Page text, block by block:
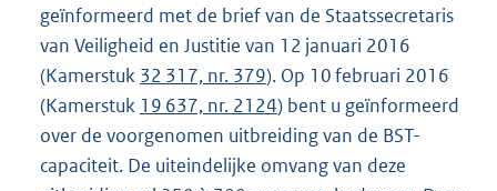
geïnformeerd met de brief van de Staatssecretaris
van Veiligheid en Justitie van 12 januari 2016
(Kamerstuk 32 317, nr. 379). Op 10 februari 2016
(Kamerstuk 19 637, nr. 2124) bent u geïnformeerd
over de voorgenomen uitbreiding van de BST-
capaciteit. De uiteindelijke omvang van deze